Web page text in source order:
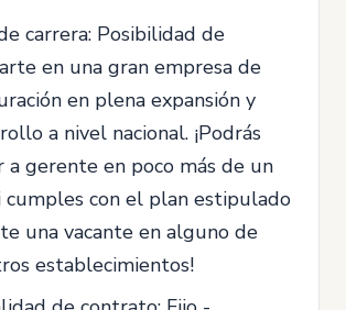
carrera: Posibilidad de
en una gran empresa de
en plena expansión y
a nivel nacional. ¡Podrás
a gerente en poco más de un
cumples con el plan estipulado
una vacante en alguno de
establecimientos!